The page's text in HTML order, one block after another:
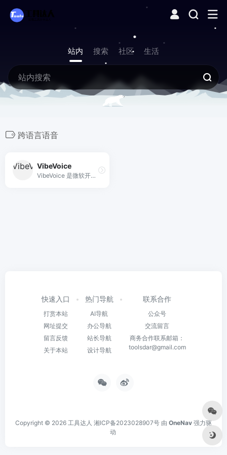
站内 搜索 社区 生活
跨语言语音
VibeVoice
VibeVoice 是微软开源的长对话多说话人语音合成框架，可在单条 64 K 上下文中合成最长 90 分钟、4 位说话人的自然对话音频。支持中英混读、情感、即兴 BGM，MIT 协议可商用。
快速入口
打赏本站
网址提交
留言反馈
关于本站
热门导航
AI导航
办公导航
站长导航
设计导航
联系合作
公众号
交流留言
商务合作联系邮箱：
toolsdar@gmail.com
Copyright © 2026 工具达人 湘ICP备2023028907号 由 OneNav 强力驱
动